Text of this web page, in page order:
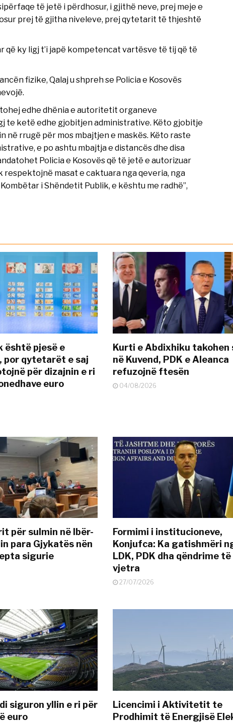
të jetë i përdhosur, i gjithë neve, prej meje e
prej të gjitha niveleve, prej qytetarit të thjeshtë
që ky ligj t’i japë kompetencat vartësve të tij që të
fizike, Qalaj u shpreh se Policia e Kosovës
edhe dhënia e autoritetit organeve
te ketë edhe gjobitjen administrative. Këto gjobitje
rrugë për mos mbajtjen e maskës. Këto raste
e po ashtu mbajtja e distancës dhe disa
Policia e Kosovës që të jetë e autorizuar
masat e caktuara nga qeveria, nga
i Shëndetit Publik, e kështu me radhë”,
është pjesë e
por qytetarët e saj
për dizajnin e ri
euro
Kurti e Abdixhiku takohen
në Kuvend, PDK e Aleanca
refuzojnë ftesën
04/08/2026
për sulmin në Ibër-
para Gjykatës nën
sigurie
Formimi i institucioneve,
Konjufca: Ka gatishmëri
LDK, PDK dha qëndrime të
vjetra
27/07/2026
siguron yllin e ri për
euro
Licencimi i Aktivitetit te
Prodhimit të Energjisë